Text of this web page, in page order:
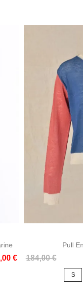
€
Pull
184,00 €
Prix
Prix
S